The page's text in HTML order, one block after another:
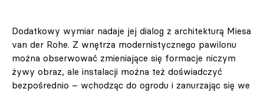
Dodatkowy wymiar nadaje jej dialog z architekturą Miesa
van der Rohe. Z wnętrza modernistycznego pawilonu
można obserwować zmieniające się formacje niczym
żywy obraz, ale instalacji można też doświadczyć
bezpośrednio – wchodząc do ogrodu i zanurzając się we